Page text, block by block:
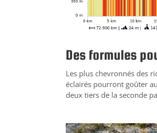
Des formules
Les plus chevronnés des
éclairés pourront goûter
deux tiers de la seconde